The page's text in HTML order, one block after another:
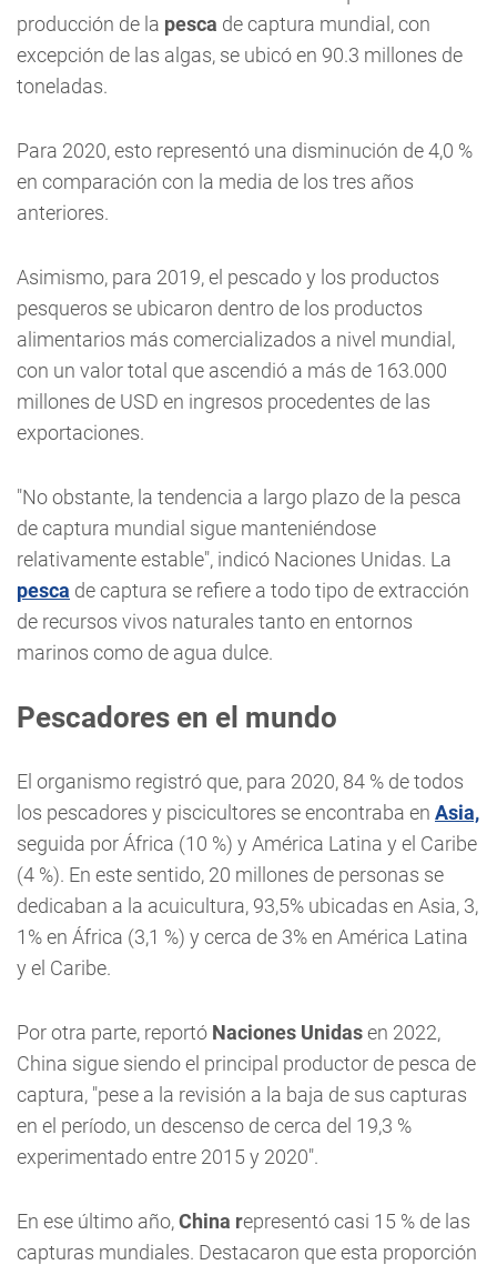
producción de la pesca de captura mundial, con
excepción de las algas, se ubicó en 90.3 millones de
toneladas.
Para 2020, esto representó una disminución de 4,0 %
en comparación con la media de los tres años
anteriores.
Asimismo, para 2019, el pescado y los productos
pesqueros se ubicaron dentro de los productos
alimentarios más comercializados a nivel mundial,
con un valor total que ascendió a más de 163.000
millones de USD en ingresos procedentes de las
exportaciones.
"No obstante, la tendencia a largo plazo de la pesca
de captura mundial sigue manteniéndose
relativamente estable", indicó Naciones Unidas. La
pesca de captura se refiere a todo tipo de extracción
de recursos vivos naturales tanto en entornos
marinos como de agua dulce.
Pescadores en el mundo
El organismo registró que, para 2020, 84 % de todos
los pescadores y piscicultores se encontraba en Asia,
seguida por África (10 %) y América Latina y el Caribe
(4 %). En este sentido, 20 millones de personas se
dedicaban a la acuicultura, 93,5% ubicadas en Asia, 3,
1% en África (3,1 %) y cerca de 3% en América Latina
y el Caribe.
Por otra parte, reportó Naciones Unidasen 2022,
China sigue siendo el principal productor de pesca de
captura, "pese a la revisión a la baja de sus capturas
en el período, un descenso de cerca del 19,3 %
experimentado entre 2015 y 2020".
En ese último año,China representó casi 15 % de las
capturas mundiales. Destacaron que esta proporción